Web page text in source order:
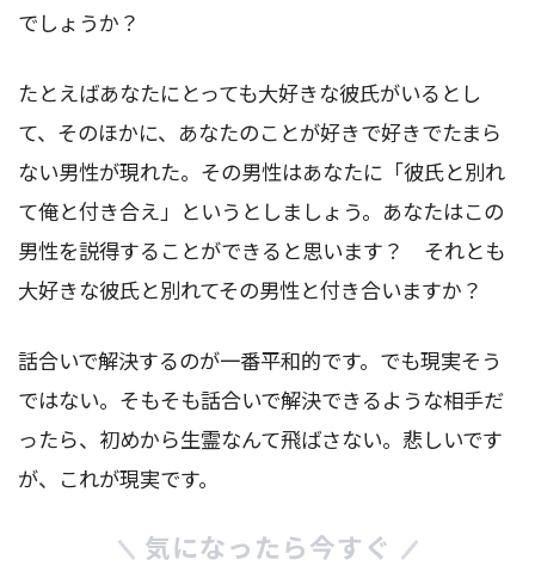
でしょうか？
たとえばあなたにとっても大好きな彼氏がいるとし
て、そのほかに、あなたのことが好きで好きでたまら
ない男性が現れた。その男性はあなたに「彼氏と別れ
て俺と付き合え」というとしましょう。あなたはこの
男性を説得することができると思います？ それとも
大好きな彼氏と別れてその男性と付き合いますか？
話合いで解決するのが一番平和的です。でも現実そう
ではない。そもそも話合いで解決できるような相手だ
ったら、初めから生霊なんて飛ばさない。悲しいです
が、これが現実です。
気になったら今すぐ